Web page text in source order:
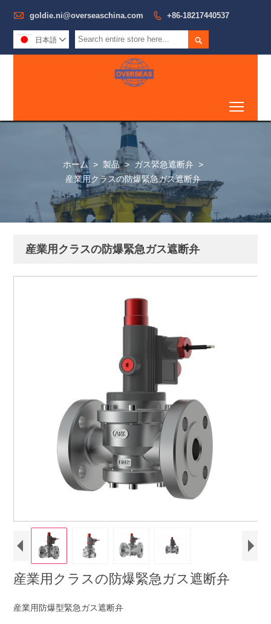
 goldie.ni@overseaschina.com  +86-18217440537

日本語 
ホーム > 製品 > ガス緊急遮断弁 >
産業用クラスの防爆緊急ガス遮断弁
産業用クラスの防爆緊急ガス遮断弁
産業用クラスの防爆緊急ガス遮断弁
産業用防爆型緊急ガス遮断弁